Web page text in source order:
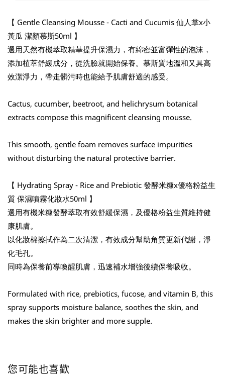
【 Gentle Cleansing Mousse - Cacti and Cucumis 仙人掌x小
黃瓜 潔顏慕斯50ml 】
選用天然有機萃取精華提升保濕力，有綿密並富彈性的泡沫，
添加植萃舒緩成分，從洗臉就開始保養。慕斯質地溫和又具高
效潔淨力，帶走髒污時也能給予肌膚舒適的感受。
Cactus, cucumber, beetroot, and helichrysum botanical
extracts compose this magnificent cleansing mousse.
This smooth, gentle foam removes surface impurities
without disturbing the natural protective barrier.
【 Hydrating Spray - Rice and Prebiotic 發酵米糠x優格粉益生
質 保濕噴霧化妝水50ml 】
選用有機米糠發酵萃取有效舒緩保濕，及優格粉益生質維持健
康肌膚。
以化妝棉擦拭作為二次清潔，有效成分幫助角質更新代謝，淨
化毛孔。
同時為保養前導喚醒肌膚，迅速補水增強後續保養吸收。
Formulated with rice, prebiotics, fucose, and vitamin B, this
spray supports moisture balance, soothes the skin, and
makes the skin brighter and more supple.
您可能也喜歡